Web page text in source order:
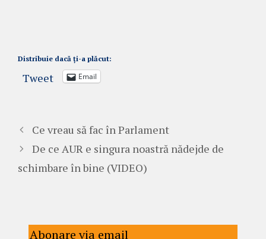
Distribuie dacă ți-a plăcut:
Tweet Email
Ce vreau să fac în Parlament
De ce AUR e singura noastră nădejde de
schimbare în bine (VIDEO)
Abonare via email